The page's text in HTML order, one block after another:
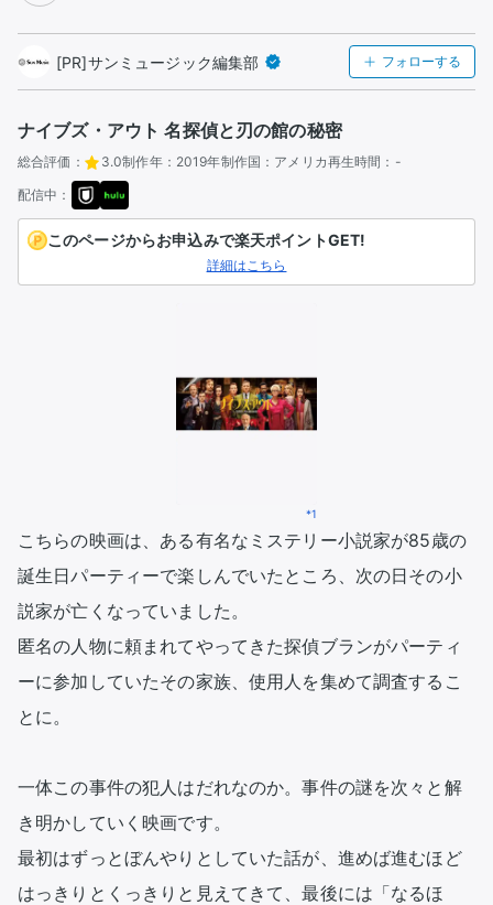
[PR]サンミュージック編集部 フォローする
ナイブズ・アウト 名探偵と刃の館の秘密
総合評価： 3.0制作年： 2019年制作国： アメリカ再生時間： -
配信中：
このページからお申込みで楽天ポイントGET!
詳細はこちら
*1
こちらの映画は、ある有名なミステリー小説家が85歳の
誕生日パーティーで楽しんでいたところ、次の日その小
説家が亡くなっていました。
匿名の人物に頼まれてやってきた探偵ブランがパーティ
ーに参加していたその家族、使用人を集めて調査するこ
とに。
一体この事件の犯人はだれなのか。事件の謎を次々と解
き明かしていく映画です。
最初はずっとぼんやりとしていた話が、進めば進むほど
はっきりとくっきりと見えてきて、最後には「なるほ